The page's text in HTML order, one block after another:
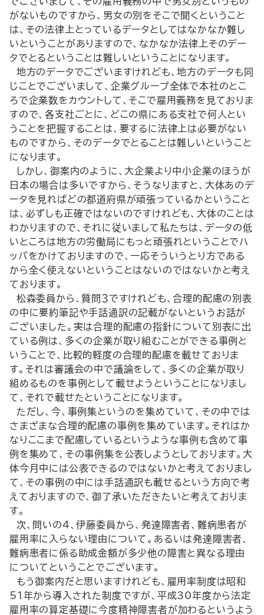
がないものですから、男女の別をそこで聞くということ
は、その法律上とっているデータとしてはなかなか難し
いということがありますので、なかなか法律上そのデー
タでとるということは難しいということになります。
地方のデータでございますけれども、地方のデータも同
じことでございまして、企業グループ全体で本社のとこ
ろで企業数をカウントして、そこで雇用義務を見ておりま
すので、各支社ごとに、どこの県にある支社で何人とい
うことを把握することは、要するに法律上は必要がない
ものですから、そのデータでとることは難しいということ
になります。
しかし、御案内のように、大企業より中小企業のほうが
日本の場合は多いですから、そうなりますと、大体あのデ
ータを見ればどの都道府県が頑張っているかということ
は、必ずしも正確ではないのですけれども、大体のことは
わかりますので、それに従いまして私たちは、データの低
いところは地方の労働局にもっと頑張れということでハ
ッパをかけておりますので、一応そういうとり方である
から全く使えないということはないのではないかと考え
ております。
松森委員から、質問３ですけれども、合理的配慮の別表
の中に要約筆記や手話通訳の記載がないというお話が
ございました。実は合理的配慮の指針について別表に出
ている例は、多くの企業が取り組むことができる事例と
いうことで、比較的軽度の合理的配慮を載せておりま
す。それは審議会の中で議論をして、多くの企業が取り
組めるものを事例として載せようということになりまし
て、それで載せたということになります。
ただし、今、事例集というのを集めていて、その中では
さまざまな合理的配慮の事例を集めています。それはか
なりここまで配慮しているというような事例も含めて事
例を集めて、その事例集を公表しようとしております。大
体今月中には公表できるのではないかと考えておりまし
て、その事例の中には手話通訳も載せるという方向で考
えておりますので、御了承いただきたいと考えておりま
す。
次、問いの４、伊藤委員から、発達障害者、難病患者が
雇用率に入らない理由について。あるいは発達障害者、
難病患者に係る助成金額が多少他の障害と異なる理由
についてということでございます。
もう御案内だと思いますけれども、雇用率制度は昭和
51年から導入された制度ですが、平成30年度から法定
雇用率の算定基礎に今度精神障害者が加わるというよう